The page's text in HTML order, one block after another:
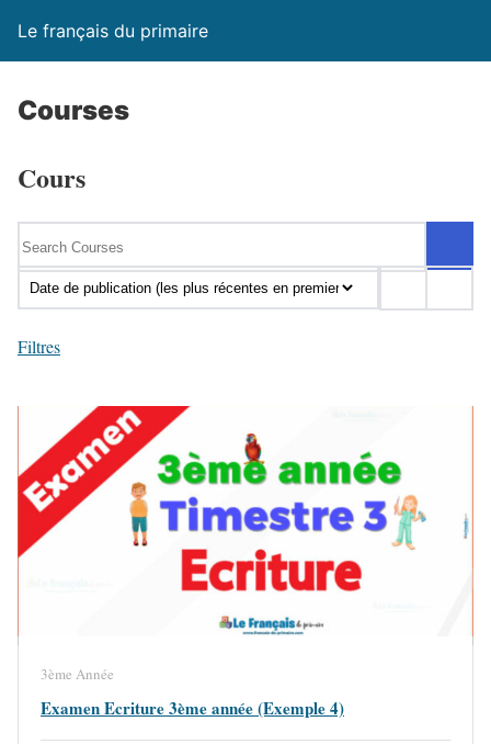
Le français du primaire
Courses
Cours
Filtres
3ème Année
Examen Ecriture 3ème année (Exemple 4)